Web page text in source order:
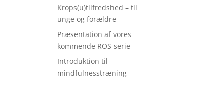
Krops(u)tilfredshed – til
unge og forældre
Præsentation af vores
kommende ROS serie
Introduktion til
mindfulnesstræning